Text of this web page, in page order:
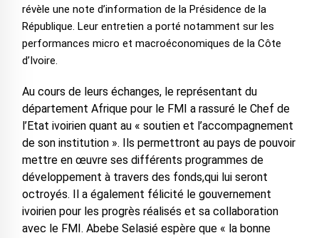
révèle une note d’information de la Présidence de la
République. Leur entretien a porté notamment sur les
performances micro et macroéconomiques de la Côte
d’Ivoire.
Au cours de leurs échanges, le représentant du
département Afrique pour le FMI a rassuré le Chef de
l’Etat ivoirien quant au « soutien et l’accompagnement
de son institution ». Ils permettront au pays de pouvoir
mettre en œuvre ses différents programmes de
développement à travers des fonds,qui lui seront
octroyés. Il a également félicité le gouvernement
ivoirien pour les progrès réalisés et sa collaboration
avec le FMI. Abebe Selasié espère que « la bonne